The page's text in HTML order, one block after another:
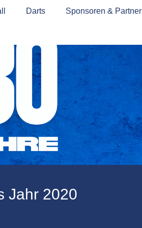
Darts Sponsoren & Partner
Jahr 2020